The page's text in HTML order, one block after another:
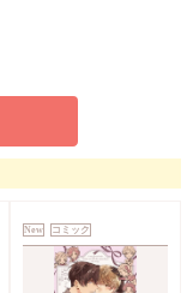
New コミック